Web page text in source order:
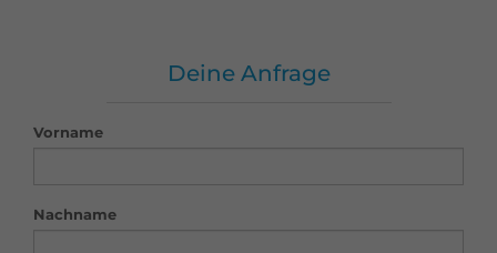
Deine Anfrage
Vorname
Nachname